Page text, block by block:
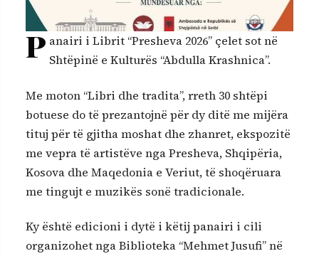
P anairi i Librit “Presheva 2026” çelet sot në
Shtëpinë e Kulturës “Abdulla Krashnica”.
Me moton “Libri dhe tradita”, rreth 30 shtëpi
botuese do të prezantojnë për dy ditë me mijëra
tituj për të gjitha moshat dhe zhanret, ekspozitë
me vepra të artistëve nga Presheva, Shqipëria,
Kosova dhe Maqedonia e Veriut, të shoqëruara
me tingujt e muzikës sonë tradicionale.
Ky është edicioni i dytë i këtij panairi i cili
organizohet nga Biblioteka “Mehmet Jusufi” në